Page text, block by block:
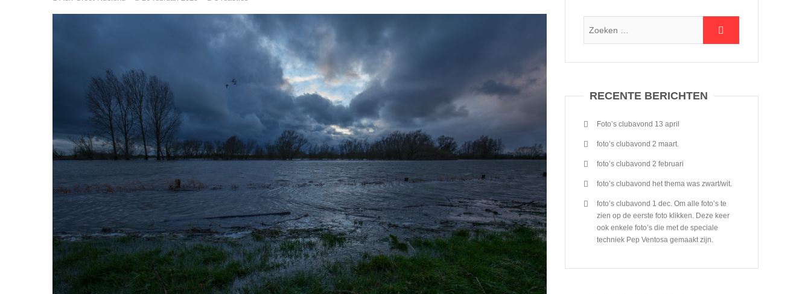
RECENTE BERICHTEN
Foto’s clubavond 13 april
foto’s clubavond 2 maart.
foto’s clubavond 2 februari
foto’s clubavond het thema was zwart/wit.
foto’s clubavond 1 dec. Om alle foto’s te
zien op de eerste foto klikken. Deze keer
ook enkele foto’s die met de speciale
techniek Pep Ventosa gemaakt zijn.